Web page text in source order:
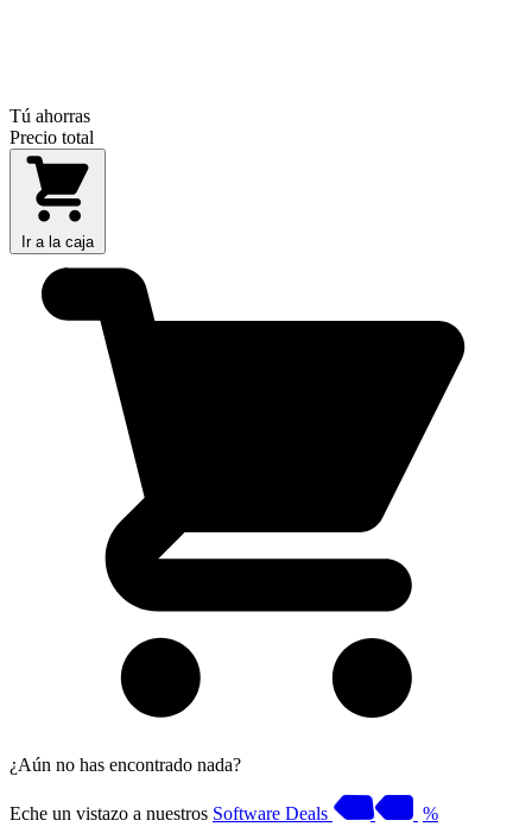
Tú ahorras
Precio total
Ir a la caja
¿Aún no has encontrado nada?
Eche un vistazo a nuestros Software Deals %